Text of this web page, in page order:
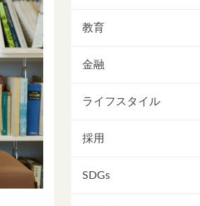
教育
金融
ライフスタイル
採用
SDGs